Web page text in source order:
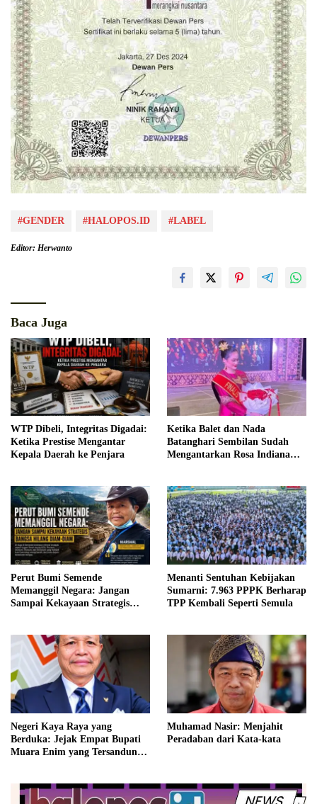
#GENDER #HALOPOS.ID #LABEL
Editor: Herwanto
Baca Juga
WTP Dibeli, Integritas Digadai:
Ketika Prestise Mengantar
Kepala Daerah ke Penjara
Ketika Balet dan Nada
Batanghari Sembilan Sudah
Mengantarkan Rosa Indiana
Perut Bumi Semende
Memanggil Negara: Jangan
Sampai Kekayaan Strategis
Menanti Sentuhan Kebijakan
Sumarni: 7.963 PPPK Berharap
TPP Kembali Seperti Semula
Negeri Kaya Raya yang
Berduka: Jejak Empat Bupati
Muara Enim yang Tersandung
Muhamad Nasir: Menjahit
Peradaban dari Kata-kata